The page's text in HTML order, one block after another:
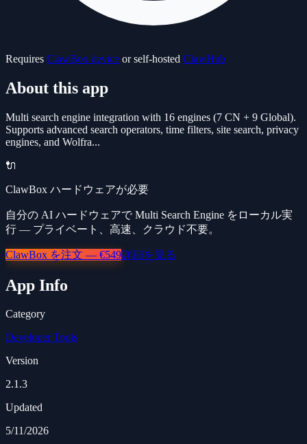
Requires ClawBox device or self-hosted ClawHub
About this app
Multi search engine integration with 16 engines (7 CN + 9 Global).
Supports advanced search operators, time filters, site search, privacy
engines, and Wolfra...
🔌
ClawBox ハードウェアが必要
自分の AI ハードウェアで Multi Search Engine をローカル実
行 — プライベート、高速、クラウド不要。
ClawBox を注文 — €549詳細を見る
App Info
Category
Developer Tools
Version
2.1.3
Updated
5/11/2026